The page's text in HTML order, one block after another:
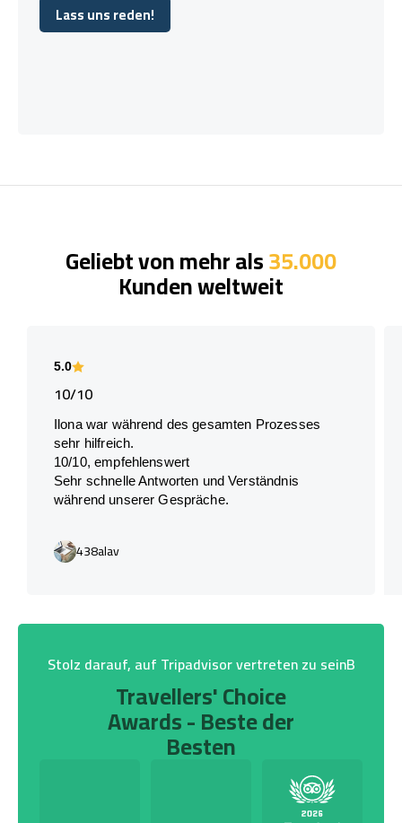
Lass uns reden!
Lass uns reden!
Geliebt von mehr als35.000
Kunden weltweit
5.0
10/10
Ilona war während des gesamten Prozesses
sehr hilfreich.
10/10, empfehlenswert
Sehr schnelle Antworten und Verständnis
während unserer Gespräche.
438alav
Stolz darauf, auf Tripadvisor vertreten zu seinB
Travellers' Choice
Awards - Beste der
Besten